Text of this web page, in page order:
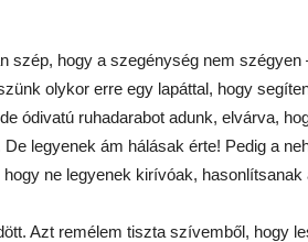
szép, hogy a szegénység nem
olykor erre egy lapáttal, hogy
ódivatú ruhadarabot adunk, elvárva,
legyenek ám hálásak érte! Pedig a
ne legyenek kirívóak, hasonlítsanak
Azt remélem tiszta szívemből, hogy